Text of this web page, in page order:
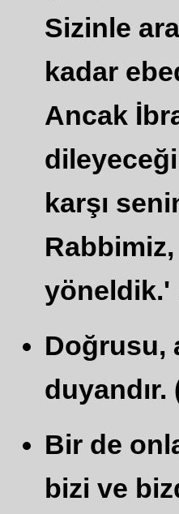
Sizinle
kadar
Ancak
karşı
yöneldik.'
Doğrusu,
duyandır.
Bir de
bizi ve